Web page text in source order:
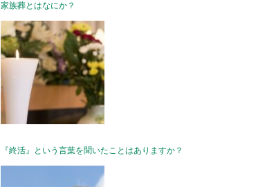
家族葬とはなにか？
『終活』という言葉を聞いたことはありますか？